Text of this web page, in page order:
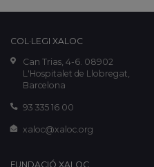
COL·LEGI XALOC
Can Trias, 4-6. 08902
L'Hospitalet de Llobregat,
Barcelona
93 335 16 00
xaloc@xaloc.org
FUNDACIÓ XALOC